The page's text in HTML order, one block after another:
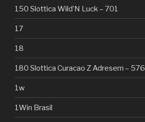
150 Slottica Wild’N Luck – 701
17
18
180 Slottica Curacao Z Adresem – 576
1w
1Win Brasil